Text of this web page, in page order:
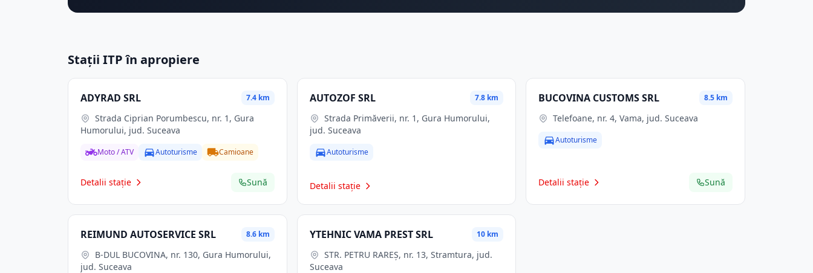
Stații ITP în apropiere
ADYRAD SRL 7.4 km
Humorului, jud. Suceava
Moto / ATV Autoturisme Camioane
Detalii stație Sună
AUTOZOF SRL 7.8 km
jud. Suceava
Autoturisme
Detalii stație
BUCOVINA CUSTOMS SRL 8.5 km
Telefoane, nr. 4, Vama, jud. Suceava
Autoturisme
Detalii stație Sună
REIMUND AUTOSERVICE SRL 8.6 km
jud. Suceava
YTEHNIC VAMA PREST SRL 10 km
Suceava